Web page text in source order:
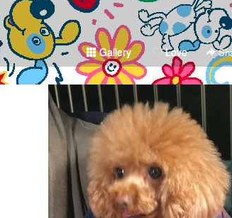
Gallery Love